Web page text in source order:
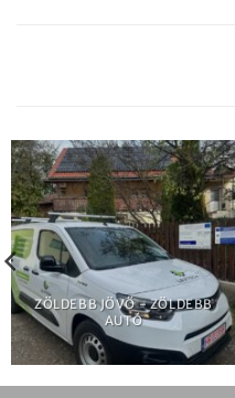
ZÖLDEBB JÖVŐ - ZÖLDEBB
AUTÓ